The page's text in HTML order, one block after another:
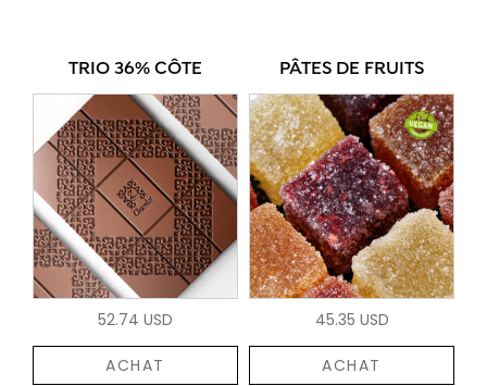
TRIO 36% CÔTE
52.74 USD
ACHAT
PÂTES DE FRUITS
45.35 USD
ACHAT